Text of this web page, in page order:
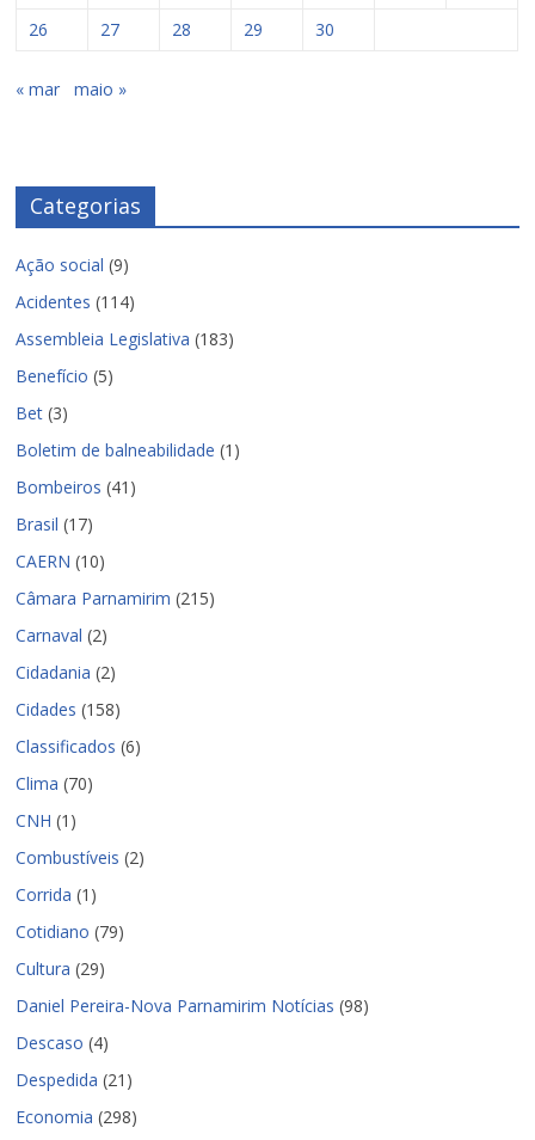
26
27 28 29 30
« mar maio »
Categorias
Ação social (9)
Acidentes (114)
Assembleia Legislativa (183)
Benefício (5)
Bet (3)
Boletim de balneabilidade (1)
Bombeiros (41)
Brasil (17)
CAERN (10)
Câmara Parnamirim (215)
Carnaval (2)
Cidadania (2)
Cidades (158)
Classificados (6)
Clima (70)
CNH (1)
Combustíveis (2)
Corrida (1)
Cotidiano (79)
Cultura (29)
Daniel Pereira-Nova Parnamirim Notícias (98)
Descaso (4)
Despedida (21)
Economia (298)